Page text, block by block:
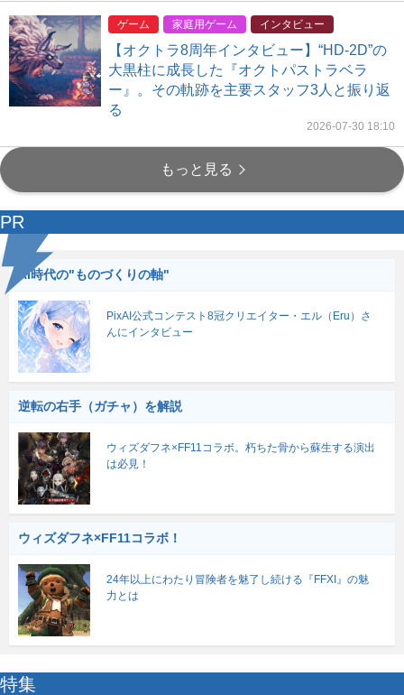
ゲーム 家庭用ゲーム インタビュー
【オクトラ8周年インタビュー】“HD-2D”の
大黒柱に成長した『オクトパストラベラ
ー』。その軌跡を主要スタッフ3人と振り返
る
2026-07-30 18:10
もっと見る
PR
AI時代の"ものづくりの軸"
PixAI公式コンテスト8冠クリエイター・エル（Eru）さ
んにインタビュー
逆転の右手（ガチャ）を解説
ウィズダフネ×FF11コラボ。朽ちた骨から蘇生する演出
は必見！
ウィズダフネ×FF11コラボ！
24年以上にわたり冒険者を魅了し続ける『FFXI』の魅
力とは
特集